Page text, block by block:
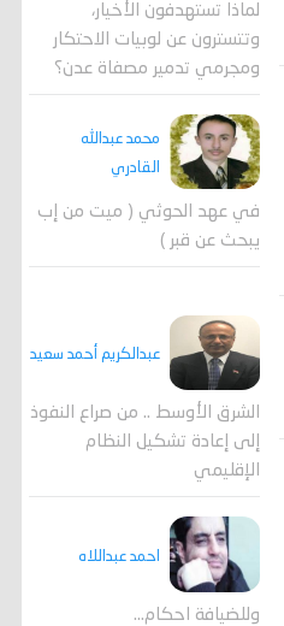
لماذا تستهدفون الأخيار،
وتتسترون عن لوبيات الاحتكار
ومجرمي تدمير مصفاة عدن؟
محمد عبدالله
القادري
في عهد الحوثي ( ميت من إب
يبحث عن قبر )
عبدالكريم أحمد سعيد
الشرق الأوسط .. من صراع النفوذ
إلى إعادة تشكيل النظام
الإقليمي
احمد عبداللاه
وللضيافة احكام…